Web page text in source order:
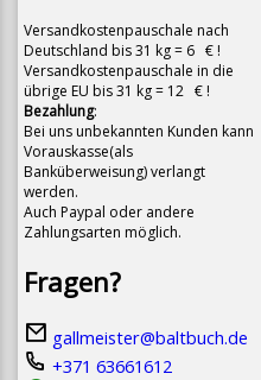
Versandkostenpauschale nach
Deutschland bis 31 kg = 6 € !
Versandkostenpauschale in die
übrige EU bis 31 kg = 12 € !
Bezahlung:
Bei uns unbekannten Kunden kann
Vorauskasse(als
Banküberweisung) verlangt
werden.
Auch Paypal oder andere
Zahlungsarten möglich.
Fragen?
gallmeister@baltbuch.de
+371 63661612